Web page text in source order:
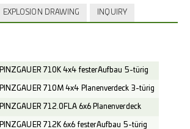
EXPLOSION DRAWING INQUIRY
PINZGAUER 710K 4x4 fester Aufbau 5-türig
PINZGAUER 710M 4x4 Planenverdeck 3-türig
PINZGAUER 712.0FLA 6x6 Planenverdeck
PINZGAUER 712K 6x6 fester Aufbau 5-türig